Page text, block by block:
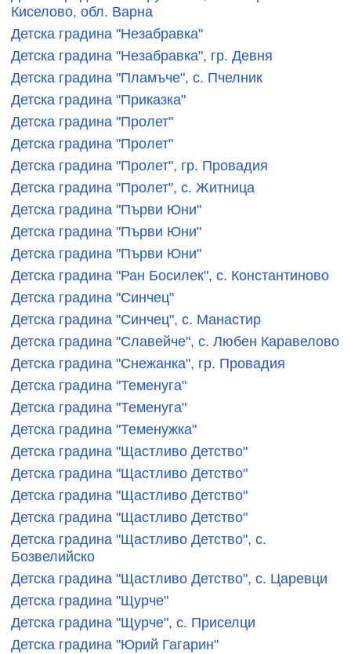
Киселово, обл. Варна
Детска градина "Незабравка"
Детска градина "Незабравка", гр. Девня
Детска градина "Пламъче", с. Пчелник
Детска градина "Приказка"
Детска градина "Пролет"
Детска градина "Пролет"
Детска градина "Пролет", гр. Провадия
Детска градина "Пролет", с. Житница
Детска градина "Първи Юни"
Детска градина "Първи Юни"
Детска градина "Първи Юни"
Детска градина "Ран Босилек", с. Константиново
Детска градина "Синчец"
Детска градина "Синчец", с. Манастир
Детска градина "Славейче", с. Любен Каравелово
Детска градина "Снежанка", гр. Провадия
Детска градина "Теменуга"
Детска градина "Теменуга"
Детска градина "Теменужка"
Детска градина "Щастливо Детство"
Детска градина "Щастливо Детство"
Детска градина "Щастливо Детство"
Детска градина "Щастливо Детство"
Детска градина "Щастливо Детство", с.
Бозвелийско
Детска градина "Щастливо Детство", с. Царевци
Детска градина "Щурче"
Детска градина "Щурче", с. Приселци
Детска градина "Юрий Гагарин"